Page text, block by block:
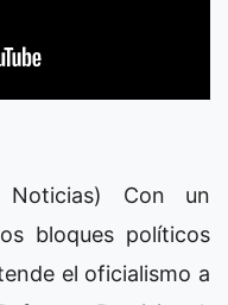
Noticias) Con un
bloques políticos
el oficialismo a